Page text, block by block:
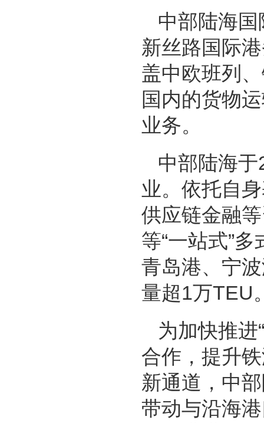
中部陆海
新丝路国际
盖中欧班列
国内的货物
业务。
中部陆海
业。依托自
供应链金融
等“一站式”
青岛港、宁
量超1万TEU
为加快推进
合作，提升
新通道，中
带动与沿海